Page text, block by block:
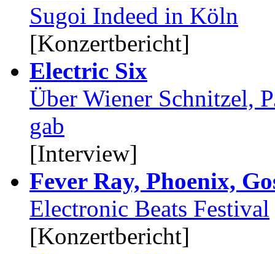
Sugoi Indeed in Köln
[Konzertbericht]
Electric Six
Über Wiener Schnitzel,
gab
[Interview]
Fever Ray, Phoenix,
Electronic Beats Festival
[Konzertbericht]